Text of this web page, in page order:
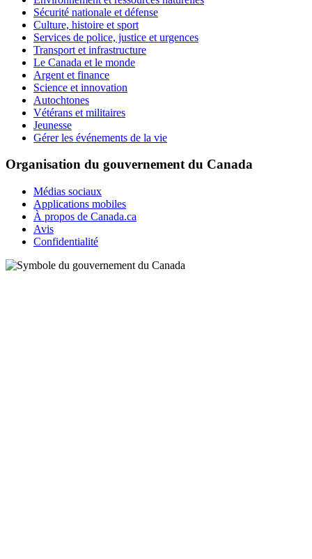
Sécurité nationale et défense
Culture, histoire et sport
Services de police, justice et urgences
Transport et infrastructure
Le Canada et le monde
Argent et finance
Science et innovation
Autochtones
Vétérans et militaires
Jeunesse
Gérer les événements de la vie
Organisation du gouvernement du Canada
Médias sociaux
Applications mobiles
À propos de Canada.ca
Avis
Confidentialité